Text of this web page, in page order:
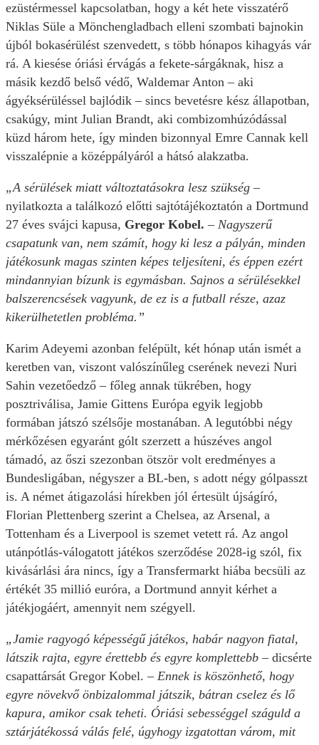
ezüst­érmessel kapcsolatban, hogy a két hete visszatérő
Niklas Süle a Mönchen­gladbach elleni szombati bajnokin
újból bokasérülést szenvedett, s több hónapos kihagyás vár
rá. A kiesése óriási érvágás a fekete-sárgáknak, hisz a
másik kezdő belső védő, Waldemar Anton – aki
ágyéksérüléssel bajlódik – sincs bevetésre kész állapotban,
csakúgy, mint Julian Brandt, aki combizomhúzódással
küzd három hete, így minden bizonnyal Emre Cannak kell
visszalépnie a középpályáról a hátsó alakzatba.
„A sérülések miatt változtatásokra lesz szükség –
nyilatkozta a találkozó előtti sajtótájékoztatón a Dortmund
27 éves svájci kapusa, Gregor Kobel. – Nagyszerű
csapatunk van, nem számít, hogy ki lesz a pályán, minden
játékosunk magas szinten képes teljesíteni, és éppen ezért
mindannyian bízunk is egymásban. Sajnos a sérülésekkel
balszerencsések vagyunk, de ez is a futball része, azaz
kikerülhetetlen probléma.”
Karim Adeyemi azonban felépült, két hónap után ismét a
keretben van, viszont valószínűleg cserének nevezi Nuri
Sahin vezetőedző – főleg annak tükrében, hogy
posztriválisa, Jamie Gittens Európa egyik legjobb
formában játszó szélsője mostanában. A legutóbbi négy
mérkőzésen egyaránt gólt szerzett a húszéves angol
támadó, az őszi szezonban ötször volt eredményes a
Bundesligában, négyszer a BL-ben, s adott négy gólpasszt
is. A német átigazolási hírekben jól értesült újságíró,
Florian Plettenberg szerint a Chelsea, az Arsenal, a
Tottenham és a Liverpool is szemet vetett rá. Az angol
utánpótlás-válogatott játékos szerződése 2028-ig szól, fix
kivásárlási ára nincs, így a Transfermarkt hiába becsüli az
értékét 35 millió euróra, a Dortmund annyit kérhet a
játékjogáért, amennyit nem szégyell.
„Jamie ragyogó képességű játékos, habár nagyon fiatal,
látszik rajta, egyre érettebb és egyre komplettebb – dicsérte
csapattársát Gregor Kobel. – Ennek is köszönhető, hogy
egyre növekvő önbizalommal játszik, bátran cselez és lő
kapura, amikor csak teheti. Óriási sebességgel száguld a
sztárjátékossá válás felé, úgyhogy izgatottan várom, mit